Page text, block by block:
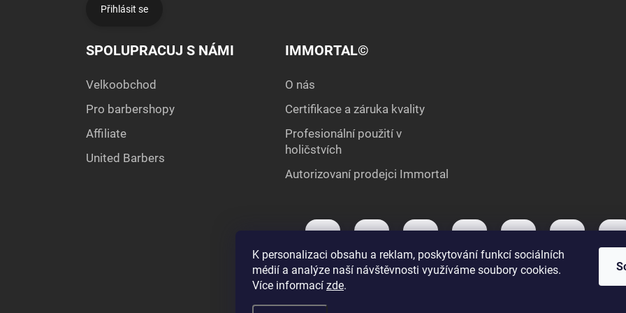
K personalizaci obsahu a reklam, poskytování funkcí sociálních
médií a analýze naší návštěvnosti využíváme soubory cookies.
Více informací zde.
Přihlásit se
SPOLUPRACUJ S NÁMI
Velkoobchod
Pro barbershopy
Affiliate
United Barbers
IMMORTAL©
O nás
Certifikace a záruka kvality
Profesionální použití v
holičstvích
Autorizovaní prodejci Immortal